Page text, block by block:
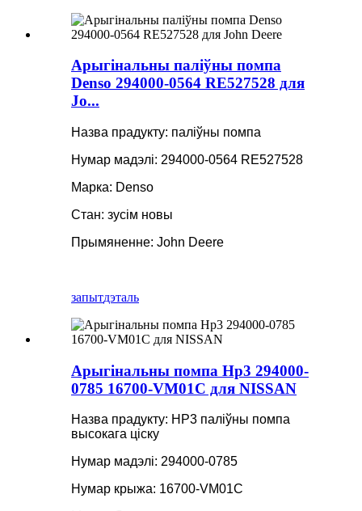
Арыгінальны паліўны помпа
Denso 294000-0564 RE527528 для
Jo...
Назва прадукту: паліўны помпа
Нумар мадэлі: 294000-0564 RE527528
Марка: Denso
Стан: зусім новы
Прымяненне: John Deere
запытдэталь
Арыгінальны помпа Hp3 294000-
0785 16700-VM01C для NISSAN
Назва прадукту: HP3 паліўны помпа
высокага ціску
Нумар мадэлі: 294000-0785
Нумар крыжа: 16700-VM01C